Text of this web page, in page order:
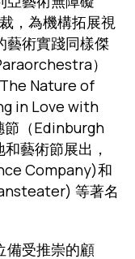
，為機構拓展視
藝術實踐同樣傑
）
Nature of
in Love with
節（Edinburgh
藝術節展出，
Company)和
等著名
備受推崇的顧